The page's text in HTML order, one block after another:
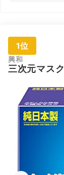
1位
興和
三次元マスク